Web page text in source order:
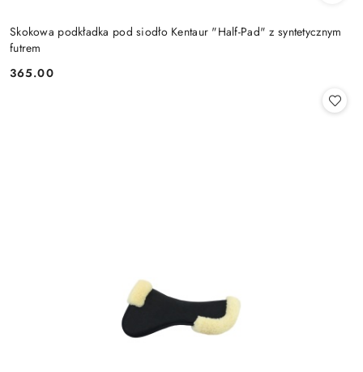
Skokowa podkładka pod siodło Kentaur "Half-Pad" z syntetycznym
futrem
Cena:
365.00